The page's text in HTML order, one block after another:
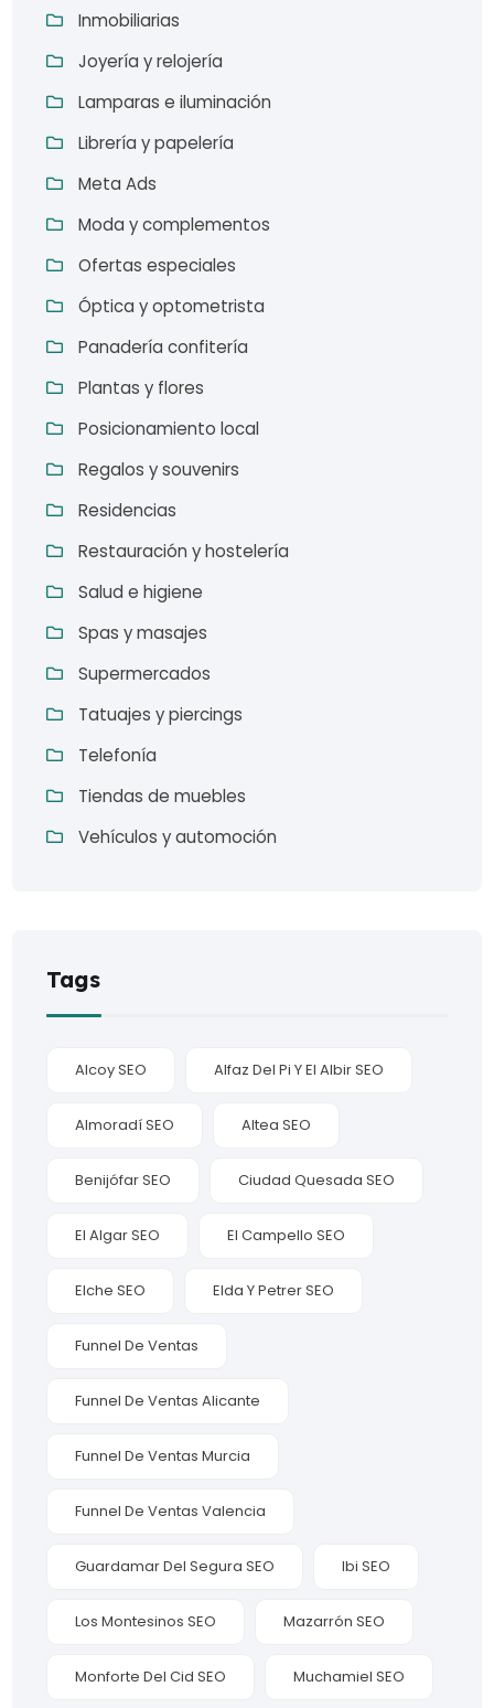
Inmobiliarias
Joyería y relojería
Lamparas e iluminación
Librería y papelería
Meta Ads
Moda y complementos
Ofertas especiales
Óptica y optometrista
Panadería confitería
Plantas y flores
Posicionamiento local
Regalos y souvenirs
Residencias
Restauración y hostelería
Salud e higiene
Spas y masajes
Supermercados
Tatuajes y piercings
Telefonía
Tiendas de muebles
Vehículos y automoción
Tags
Alcoy SEO Alfaz Del Pi Y El Albir SEO
Almoradí SEO Altea SEO
Benijófar SEO Ciudad Quesada SEO
El Algar SEO El Campello SEO
Elche SEO Elda Y Petrer SEO
Funnel De Ventas
Funnel De Ventas Alicante
Funnel De Ventas Murcia
Funnel De Ventas Valencia
Guardamar Del Segura SEO Ibi SEO
Los Montesinos SEO Mazarrón SEO
Monforte Del Cid SEO Muchamiel SEO